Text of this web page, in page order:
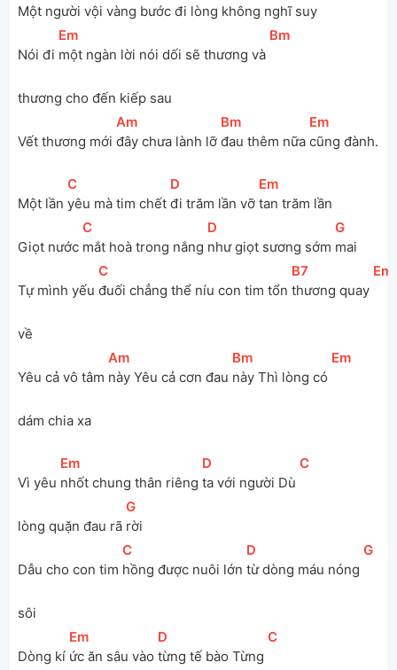
Một người vội vàng bước đi lòng không nghĩ suy
Nói đi
[Em
một ngàn lời nói dối sẽ thương và
[Bm
thương cho đến kiếp sau
Vết thương mới
[
Am
đây chưa lành lỡ
[Bm
đau thêm nữa
[Em
cũng đành.
Một lần
[
C
yêu mà tim chết
[D
đi trăm lần vỡ
[Em
tan trăm lần
Giọt nước
[
C
mắt hoà trong nắng
[D
như giọt sương sớm
[
G
mai
Tự mình yếu
[
C
đuối chẳng thể níu con tim tổn
[B7
thương quay
[Em
về
Yêu cả vô tâm
[
Am
này Yêu cả cơn đau
[Bm
này Thì lòng có
[Em
dám chia xa
Vì yêu
[Em
nhốt chung thân riêng
[D
ta với người Dù
[
C
lòng quặn đau rã
[
G
rời
Dẫu cho con tim
[
C
hồng được nuôi lớn
[D
từ dòng máu nóng
[
G
sôi
Dòng kí
[Em
ức ăn sâu vào
[D
từng tế bào Từng
[
C